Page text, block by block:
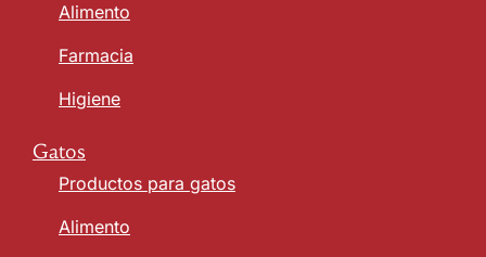
Alimento
Farmacia
Higiene
Gatos
Productos para gatos
Alimento